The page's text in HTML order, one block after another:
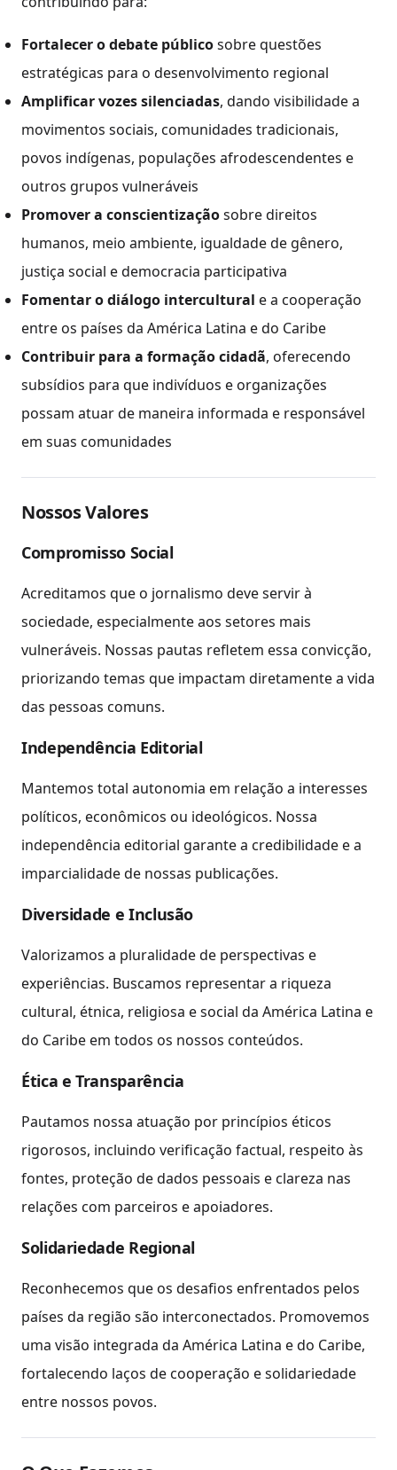
Fortalecer o debate públicosobre questões
estratégicas para o desenvolvimento regional
Amplificar vozes silenciadas, dando visibilidade a
movimentos sociais, comunidades tradicionais,
povos indígenas, populações afrodescendentes e
outros grupos vulneráveis
Promover a conscientizaçãosobre direitos
humanos, meio ambiente, igualdade de gênero,
justiça social e democracia participativa
Fomentar o diálogo intercultural e a cooperação
entre os países da América Latina e do Caribe
Contribuir para a formação cidadã, oferecendo
subsídios para que indivíduos e organizações
possam atuar de maneira informada e responsável
em suas comunidades
Nossos Valores
Compromisso Social
Acreditamos que o jornalismo deve servir à
sociedade, especialmente aos setores mais
vulneráveis. Nossas pautas refletem essa convicção,
priorizando temas que impactam diretamente a vida
das pessoas comuns.
Independência Editorial
Mantemos total autonomia em relação a interesses
políticos, econômicos ou ideológicos. Nossa
independência editorial garante a credibilidade e a
imparcialidade de nossas publicações.
Diversidade e Inclusão
Valorizamos a pluralidade de perspectivas e
experiências. Buscamos representar a riqueza
cultural, étnica, religiosa e social da América Latina e
do Caribe em todos os nossos conteúdos.
Ética e Transparência
Pautamos nossa atuação por princípios éticos
rigorosos, incluindo verificação factual, respeito às
fontes, proteção de dados pessoais e clareza nas
relações com parceiros e apoiadores.
Solidariedade Regional
Reconhecemos que os desafios enfrentados pelos
países da região são interconectados. Promovemos
uma visão integrada da América Latina e do Caribe,
fortalecendo laços de cooperação e solidariedade
entre nossos povos.